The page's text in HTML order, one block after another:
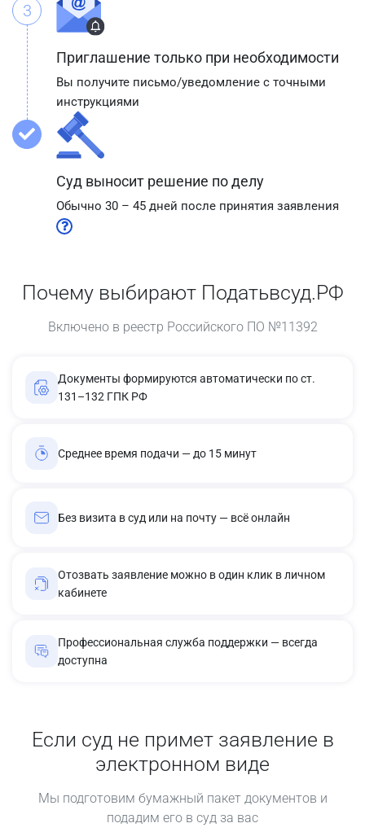
3
Приглашение только при необходимости
Вы получите письмо/уведомление с точными
инструкциями
Суд выносит решение по делу
Обычно 30 – 45 дней после принятия заявления
Почему выбирают Податьвсуд.РФ
Включено в реестр Российского ПО №11392
Документы формируются автоматически по ст.
131–132 ГПК РФ
Среднее время подачи — до 15 минут
Без визита в суд или на почту — всё онлайн
Отозвать заявление можно в один клик в личном
кабинете
Профессиональная служба поддержки — всегда
доступна
Если суд не примет заявление в
электронном виде
Мы подготовим бумажный пакет документов и
подадим его в суд за вас